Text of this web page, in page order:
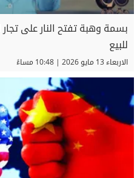
بسمة وهبة تفتح النار على
للبيع
الاربعاء 13 مايو 2026 | 10:48 مساءً